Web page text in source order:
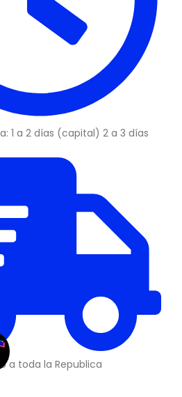
1 a 2 días (capital) 2 a 3 días
a toda la Republica